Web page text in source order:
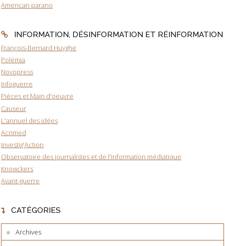
American parano
INFORMATION, DÉSINFORMATION ET RÉINFORMATION
François-Bernard Huyghe
Polémia
Novopress
Infoguerre
Pièces et Main d'oeuvre
Causeur
L'annuel des idées
Acrimed
Investig'Action
Observatoire des journalistes et de l'information médiatique
Knowckers
Avant-guerre
CATÉGORIES
Archives